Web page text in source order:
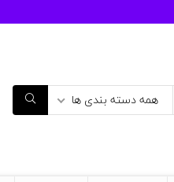
همه دسته بندی ها